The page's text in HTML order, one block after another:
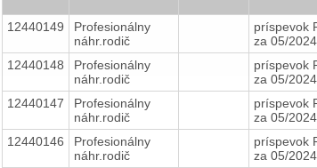
12440149
Profesionálny
náhr.rodič
príspevok
za 05/2024
12440148
Profesionálny
náhr.rodič
príspevok
za 05/2024
12440147
Profesionálny
náhr.rodič
príspevok
za 05/2024
12440146
Profesionálny
náhr.rodič
príspevok
za 05/2024